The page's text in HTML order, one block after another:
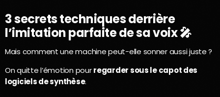
3 secrets techniques derrière
l’imitation parfaite de sa voix 🎤
Mais comment une machine peut-elle sonner aussi juste ?
On quitte l’émotion pourregarder sous le capot des
logiciels de synthèse.